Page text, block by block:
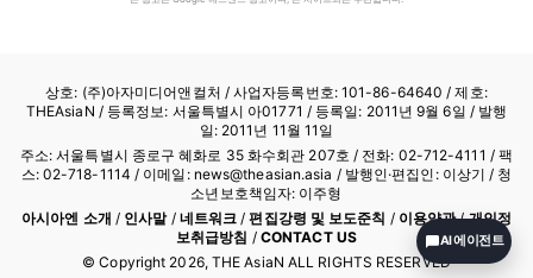
상호: (주)아자미디어앤컬처 /사업자등록번호: 101-86-64640 / 제호:
THEAsiaN / 등록정보: 서울특별시 아01771 / 등록일: 2011년 9월 6일 / 발행
일: 2011년 11월 11일
주소: 서울특별시 종로구 혜화로 35 화수회관 207호 / 전화: 02-712-4111 / 팩
스: 02-718-1114 / 이메일: news@theasian.asia / 발행인·편집인: 이상기 / 청
소년보호책임자: 이주형
아시아엔 소개 / 인사말/ 네트워크 /편집강령 및 보도준칙 / 이용약관/개인정
보취급방침 / CONTACT US
© Copyright 2026, THE AsiaN ALL RIGHTS RESERVED
AI 에이전트